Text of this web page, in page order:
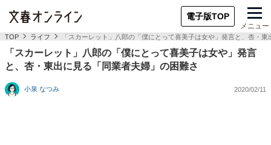
電子版TOP
メニュー
TOP ライフ 「スカーレット」八郎の「僕にとって喜美子は女や」発言と、杏・
「スカーレット」八郎の「僕にとって喜美子は女や」発言
と、杏・東出に見る「同業者夫婦」の困難さ
小泉 なつみ 2020/02/11